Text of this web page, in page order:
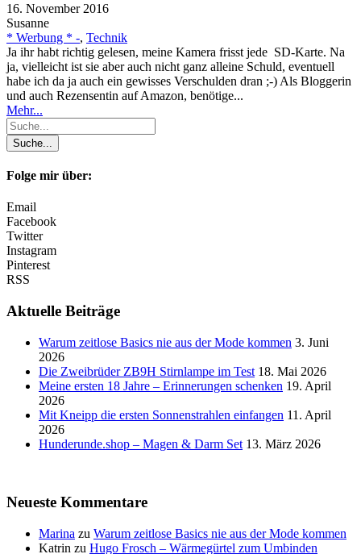
16. November 2016
Susanne
* Werbung * -, Technik
Ja ihr habt richtig gelesen, meine Kamera frisst jede SD-Karte. Na
ja, vielleicht ist sie aber auch nicht ganz alleine Schuld, eventuell
habe ich da ja auch ein gewisses Verschulden dran ;-) Als Bloggerin
und auch Rezensentin auf Amazon, benötige...
Mehr...
Folge mir über:
Email
Facebook
Twitter
Instagram
Pinterest
RSS
Aktuelle Beiträge
Warum zeitlose Basics nie aus der Mode kommen 3. Juni
2026
Die Zweibrüder ZB9H Stirnlampe im Test 18. Mai 2026
Meine ersten 18 Jahre – Erinnerungen schenken 19. April
2026
Mit Kneipp die ersten Sonnenstrahlen einfangen 11. April
2026
Hunderunde.shop – Magen & Darm Set 13. März 2026
Neueste Kommentare
Marina zu Warum zeitlose Basics nie aus der Mode kommen
Katrin zu Hugo Frosch – Wärmegürtel zum Umbinden